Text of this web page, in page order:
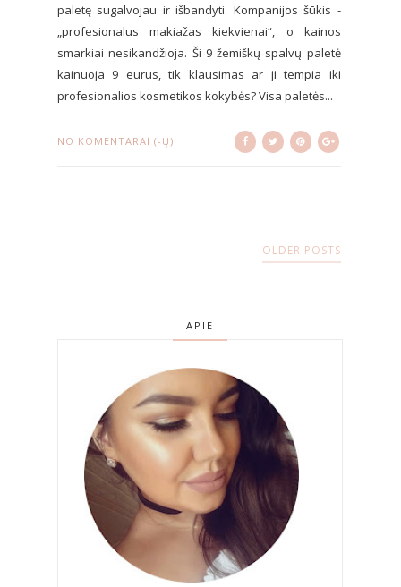
paletę sugalvojau ir išbandyti. Kompanijos šūkis -
„profesionalus makiažas kiekvienai“, o kainos
smarkiai nesikandžioja. Ši 9 žemiškų spalvų paletė
kainuoja 9 eurus, tik klausimas ar ji tempia iki
profesionalios kosmetikos kokybės? Visa paletės...
NO KOMENTARAI (-Ų)
OLDER POSTS
APIE